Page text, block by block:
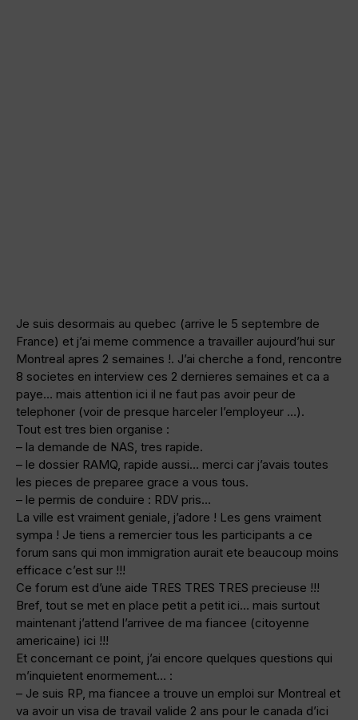
Je suis desormais au quebec (arrive le 5 septembre de
France) et j’ai meme commence a travailler aujourd’hui sur
Montreal apres 2 semaines !. J’ai cherche a fond, rencontre
8 societes en interview ces 2 dernieres semaines et ca a
paye… mais attention ici il ne faut pas avoir peur de
telephoner (voir de presque harceler l’employeur …).
Tout est tres bien organise :
– la demande de NAS, tres rapide.
– le dossier RAMQ, rapide aussi… merci car j’avais toutes
les pieces de preparee grace a vous tous.
– le permis de conduire : RDV pris…
La ville est vraiment geniale, j’adore ! Les gens vraiment
sympa ! Je tiens a remercier tous les participants a ce
forum sans qui mon immigration aurait ete beaucoup moins
efficace c’est sur !!!
Ce forum est d’une aide TRES TRES TRES precieuse !!!
Bref, tout se met en place petit a petit ici… mais surtout
maintenant j’attend l’arrivee de ma fiancee (citoyenne
americaine) ici !!!
Et concernant ce point, j’ai encore quelques questions qui
m’inquietent enormement… :
– Je suis RP, ma fiancee a trouve un emploi sur Montreal et
va avoir un visa de travail valide 2 ans pour le canada d’ici